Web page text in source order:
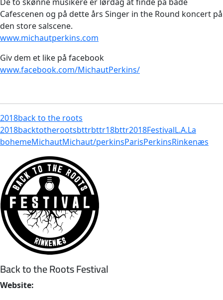
Cafescenen og på dette års Singer in the Round koncert på
den store salscene.
www.michautperkins.com
Giv dem et like på facebook
www.facebook.com/MichautPerkins/
2018back to the roots
2018backtotherootsbttrbttr18bttr2018FestivalL.A.La
bohemeMichautMichaut/perkinsParisPerkinsRinkenæs
Back to the Roots Festival
Website: